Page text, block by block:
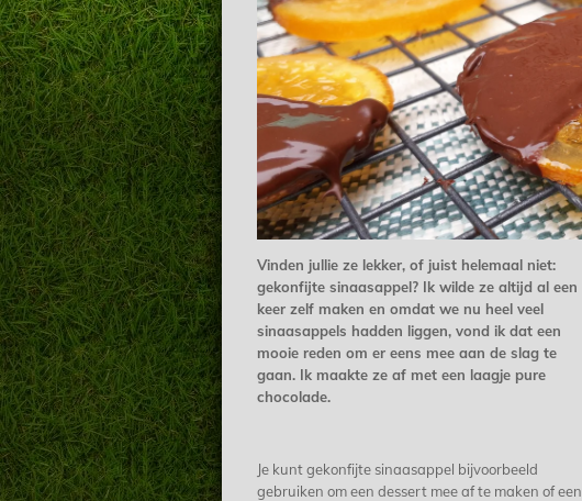
Vinden jullie ze lekker, of juist helemaal niet:
gekonfijte sinaasappel? Ik wilde ze altijd al een
keer zelf maken en omdat we nu heel veel
sinaasappels hadden liggen, vond ik dat een
mooie reden om er eens mee aan de slag te
gaan. Ik maakte ze af met een laagje pure
chocolade.
Je kunt gekonfijte sinaasappel bijvoorbeeld
gebruiken om een dessert mee af te maken of een